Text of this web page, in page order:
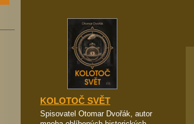
KOLOTOČ SVĚT
Spisovatel Otomar Dvořák, autor